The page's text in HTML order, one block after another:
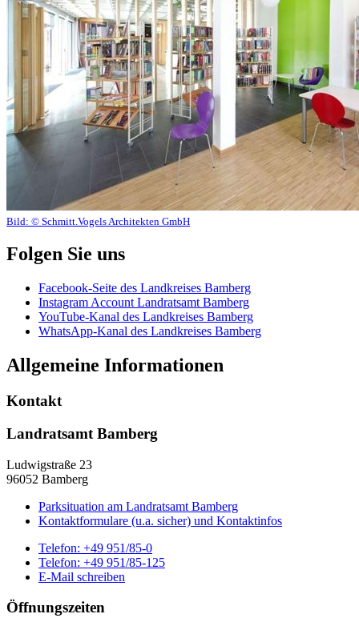
Bild: © Schmitt.Vogels Architekten GmbH
Folgen Sie uns
Facebook-Seite des Landkreises Bamberg
Instagram Account Landratsamt Bamberg
YouTube-Kanal des Landkreises Bamberg
WhatsApp-Kanal des Landkreises Bamberg
Allgemeine Informationen
Kontakt
Landratsamt Bamberg
Ludwigstraße 23
96052 Bamberg
Parksituation am Landratsamt Bamberg
Kontaktformulare (u.a. sicher) und Kontaktinfos
Telefon: +49 951/85-0
Telefon: +49 951/85-125
E-Mail schreiben
Öffnungszeiten